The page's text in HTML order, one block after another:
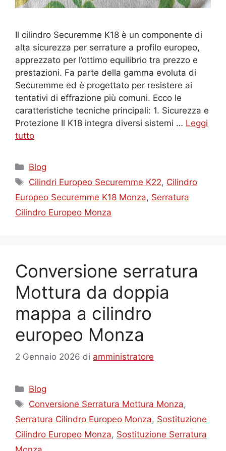
Il cilindro Securemme K18 è un componente di
alta sicurezza per serrature a profilo europeo,
apprezzato per l’ottimo equilibrio tra prezzo e
prestazioni. Fa parte della gamma evoluta di
Securemme ed è progettato per resistere ai
tentativi di effrazione più comuni. Ecco le
caratteristiche tecniche principali: 1. Sicurezza e
Protezione Il K18 integra diversi sistemi … Leggi
tutto
Categorie
Blog
Tag
Cilindri Europeo Securemme K22, Cilindro
Europeo Securemme K18 Monza, Serratura
Cilindro Europeo Monza
Conversione serratura
Mottura da doppia
mappa a cilindro
europeo Monza
2 Gennaio 2026 di amministratore
Categorie
Blog
Tag
Conversione Serratura Mottura Monza,
Serratura Cilindro Europeo Monza, Sostituzione
Cilindro Europeo Monza, Sostituzione Serratura